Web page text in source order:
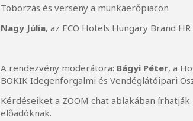
Toborzás és verseny a munkaerőpiacon
Nagy Júlia, az ECO Hotels Hungary Brand
A rendezvény moderátora: Bágyi Péter, a
BOKIK Idegenforgalmi és Vendéglátóipari
Kérdéseiket a ZOOM chat ablakában
előadóknak.